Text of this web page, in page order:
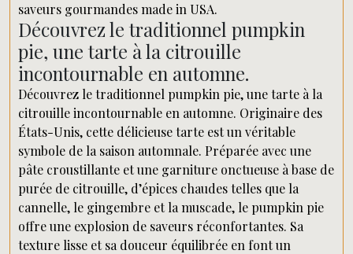
saveurs gourmandes made in USA.
Découvrez le traditionnel pumpkin
pie, une tarte à la citrouille
incontournable en automne.
Découvrez le traditionnel pumpkin pie, une tarte à la
citrouille incontournable en automne. Originaire des
États-Unis, cette délicieuse tarte est un véritable
symbole de la saison automnale. Préparée avec une
pâte croustillante et une garniture onctueuse à base de
purée de citrouille, d’épices chaudes telles que la
cannelle, le gingembre et la muscade, le pumpkin pie
offre une explosion de saveurs réconfortantes. Sa
texture lisse et sa douceur équilibrée en font un